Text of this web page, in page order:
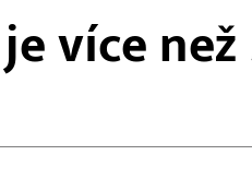
více než